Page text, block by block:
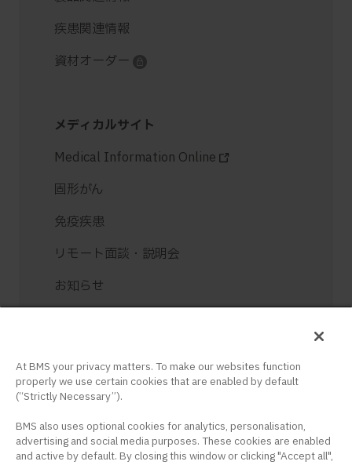
疾患関連情報
資材オーダー
メディカルサイト
Medical Information Online
固形がん
免疫疾患
リモート面談・説明会
お知らせ
At BMS your privacy matters. To make our websites function
properly we use certain cookies that are enabled by default
(“Strictly Necessary”).
BMS also uses optional cookies for analytics, personalisation,
advertising and social media purposes. These cookies are enabled
and active by default. By closing this window or clicking "Accept all",